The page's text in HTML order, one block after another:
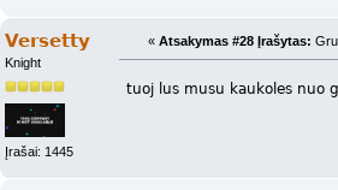
Versetty
Knight
Įrašai: 1445
« Atsakymas #28 Įrašytas:
tuoj lus musu kaukoles nuo